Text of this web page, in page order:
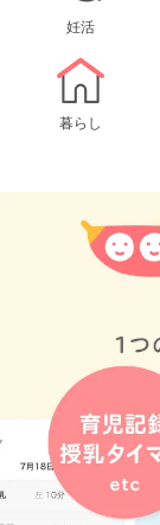
妊活
暮らし